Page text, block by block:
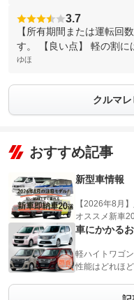
3.7
【所有期間または運転回
す。 【良い点】 軽の割に
ゆほ
クルマ
おすすめ記事
新型車情報
【2026年8月
オススメ新車
車にかかる
軽ハイトワゴ
性能はどれほ